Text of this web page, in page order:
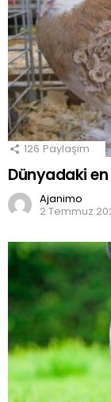
126 Paylaşım
Dünyadaki
Ajanimo
2 Temmuz